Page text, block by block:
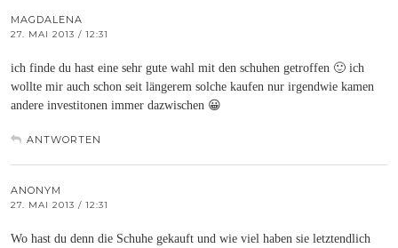
MAGDALENA
27. MAI 2013 / 12:31
ich finde du hast eine sehr gute wahl mit den schuhen getroffen 🙂 ich
wollte mir auch schon seit längerem solche kaufen nur irgendwie kamen
andere investitonen immer dazwischen 😀
ANTWORTEN
ANONYM
27. MAI 2013 / 12:31
Wo hast du denn die Schuhe gekauft und wie viel haben sie letztendlich